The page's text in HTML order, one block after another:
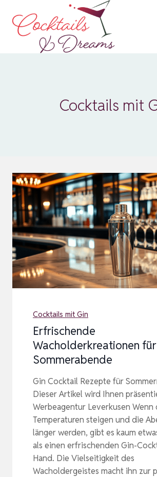
Inhalt
springen
Cocktails mit
Cocktails mit Gin
Erfrischende
Wacholderkreationen für
Sommerabende
Gin Cocktail Rezepte für
Dieser Artikel wird Ihnen
Werbeagentur Leverkusen Wenn
Temperaturen steigen und die
länger werden, gibt es kaum
als einen erfrischenden Gin-
Hand. Die Vielseitigkeit des
Wacholdergeistes macht ihn zur